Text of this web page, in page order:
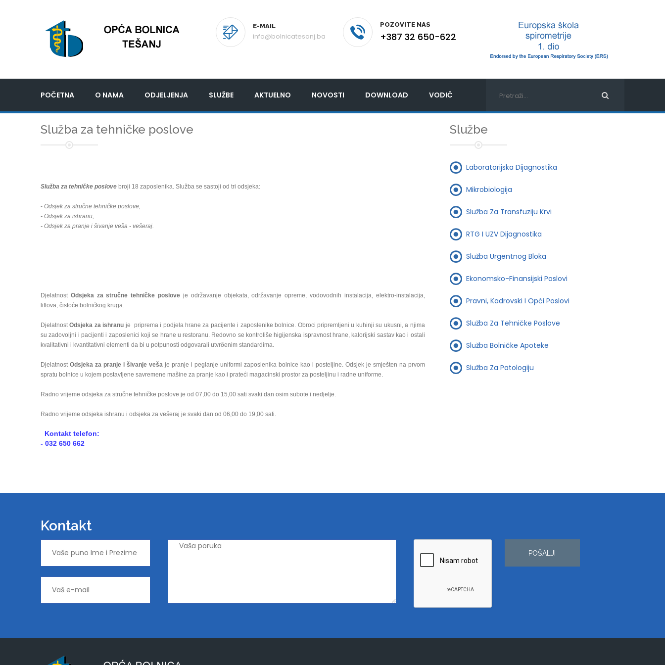
E-MAIL
info@bolnicatesanj.ba
POZOVITE NAS
+387 32 650-622
POČETNA O NAMA ODJELJENJA SLUŽBE AKTUELNO NOVOSTI DOWNLOAD VODIČ
Služba za tehničke poslove
Služba za tehničke poslove broji 18 zaposlenika. Služba se sastoji od tri odsjeka:
- Odsjek za stručne tehničke poslove,
- Odsjek za ishranu,
- Odsjek za pranje i šivanje veša - vešeraj.
Djelatnost Odsjeka za stručne tehničke poslove je održavanje objekata, održavanje opreme, vodovodnih instalacija, elektro-instalacija,
liftova, čistoće bolnićkog kruga.
DjelatnostOdsjeka za ishranu je priprema i podjela hrane za pacijente i zaposlenike bolnice. Obroci pripremljeni u kuhinji su ukusni, a njima
su zadovoljni i pacijenti i zaposlenici koji se hrane u restoranu. Redovno se kontroliše higijenska ispravnost hrane, kalorijski sastav kao i ostali
kvalitativni i kvantitativni elementi da bi u potpunosti odgovarali utvrðenim standardima.
Djelatnost Odsjeka za pranje i šivanje vešaje pranje i peglanje uniformi zaposlenika bolnice kao i posteljine. Odsjek je smješten na prvom
spratu bolnice u kojem postavljene savremene mašine za pranje kao i prateći magacinski prostor za posteljinu i radne uniforme.
Radno vrijeme odsjeka za stručne tehničke poslove je od 07,00 do 15,00 sati svaki dan osim subote i nedjelje.
Radno vrijeme odsjeka ishranu i odsjeka za vešeraj je svaki dan od 06,00 do 19,00 sati.
Kontakt telefon:
- 032 650 662
Službe
Laboratorijska Dijagnostika
Mikrobiologija
Služba Za Transfuziju Krvi
RTG I UZV Dijagnostika
Služba Urgentnog Bloka
Ekonomsko-Finansijski Poslovi
Pravni, Kadrovski I Opći Poslovi
Služba Za Tehničke Poslove
Služba Bolničke Apoteke
Služba Za Patologiju
Kontakt
POŠALJI